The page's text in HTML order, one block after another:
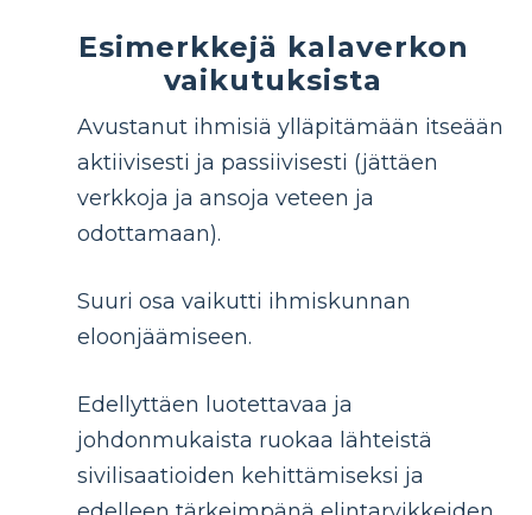
Esimerkkejä kalaverkon
vaikutuksista
Avustanut ihmisiä ylläpitämään itseään
aktiivisesti ja passiivisesti (jättäen
verkkoja ja ansoja veteen ja
odottamaan).
Suuri osa vaikutti ihmiskunnan
eloonjäämiseen.
Edellyttäen luotettavaa ja
johdonmukaista ruokaa lähteistä
sivilisaatioiden kehittämiseksi ja